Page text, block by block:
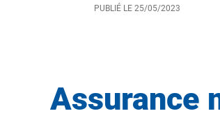
PUBLIÉ LE 25/05/2023
Assurance